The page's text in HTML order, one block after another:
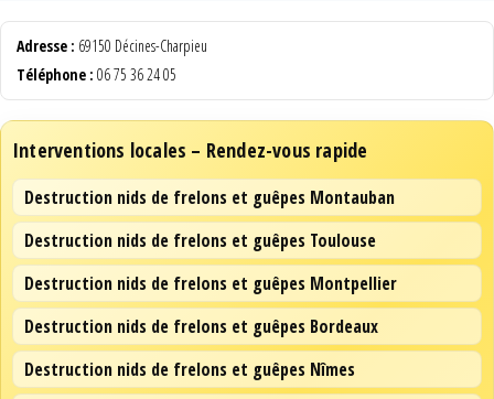
Adresse : 69150 Décines-Charpieu
Téléphone : 06 75 36 24 05
Interventions locales – Rendez-vous rapide
Destruction nids de frelons et guêpes Montauban
Destruction nids de frelons et guêpes Toulouse
Destruction nids de frelons et guêpes Montpellier
Destruction nids de frelons et guêpes Bordeaux
Destruction nids de frelons et guêpes Nîmes